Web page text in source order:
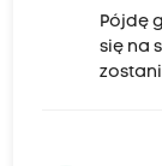
Pójdę
się na